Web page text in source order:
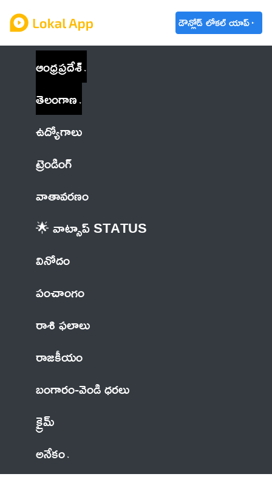
డౌన్లోడ్ లోకల్ యాప్
ఆంధ్రప్రదేశ్
తెలంగాణ
ఉద్యోగాలు
ట్రెండింగ్
వాతావరణం
🌟 వాట్సాప్ STATUS
వినోదం
పంచాంగం
రాశి ఫలాలు
రాజకీయం
బంగారం-వెండి ధరలు
క్రైమ్
అనేకం